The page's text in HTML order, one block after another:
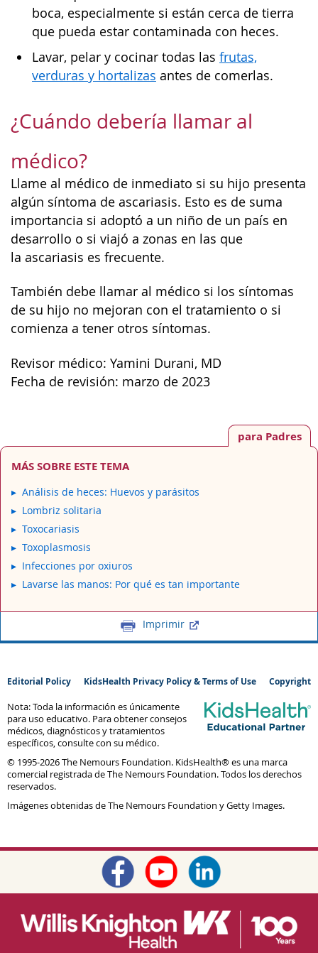
boca, especialmente si están cerca de tierra
que pueda estar contaminada con heces.
Lavar, pelar y cocinar todas las frutas,
verduras y hortalizas antes de comerlas.
¿Cuándo debería llamar al
médico?
Llame al médico de inmediato si su hijo presenta
algún síntoma de ascariasis. Esto es de suma
importancia si adoptó a un niño de un país en
desarrollo o si viajó a zonas en las que
la ascariasis es frecuente.
También debe llamar al médico si los síntomas
de su hijo no mejoran con el tratamiento o si
comienza a tener otros síntomas.
Revisor médico: Yamini Durani, MD
Fecha de revisión: marzo de 2023
para Padres
MÁS SOBRE ESTE TEMA
Análisis de heces: Huevos y parásitos
Lombriz solitaria
Toxocariasis
Toxoplasmosis
Infecciones por oxiuros
Lavarse las manos: Por qué es tan importante
Imprimir
Editorial Policy KidsHealth Privacy Policy & Terms of Use Copyright
Nota: Toda la información es únicamente
para uso educativo. Para obtener consejos
médicos, diagnósticos y tratamientos
específicos, consulte con su médico.
© 1995-2026 The Nemours Foundation. KidsHealth® es una marca
comercial registrada de The Nemours Foundation. Todos los derechos
reservados.
Imágenes obtenidas de The Nemours Foundation y Getty Images.